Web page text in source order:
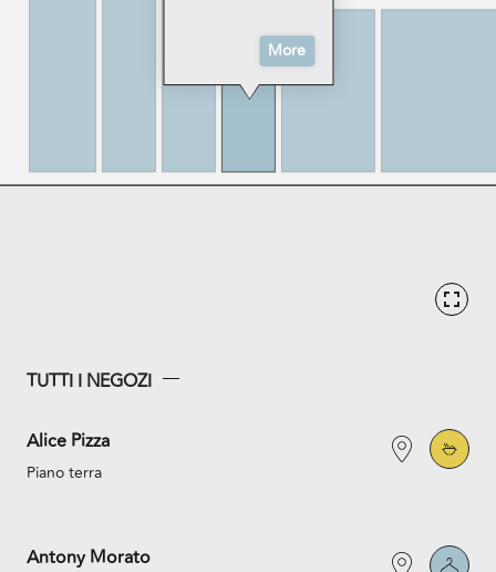
More
TUTTI I NEGOZI
Alice Pizza
Piano terra
Antony Morato